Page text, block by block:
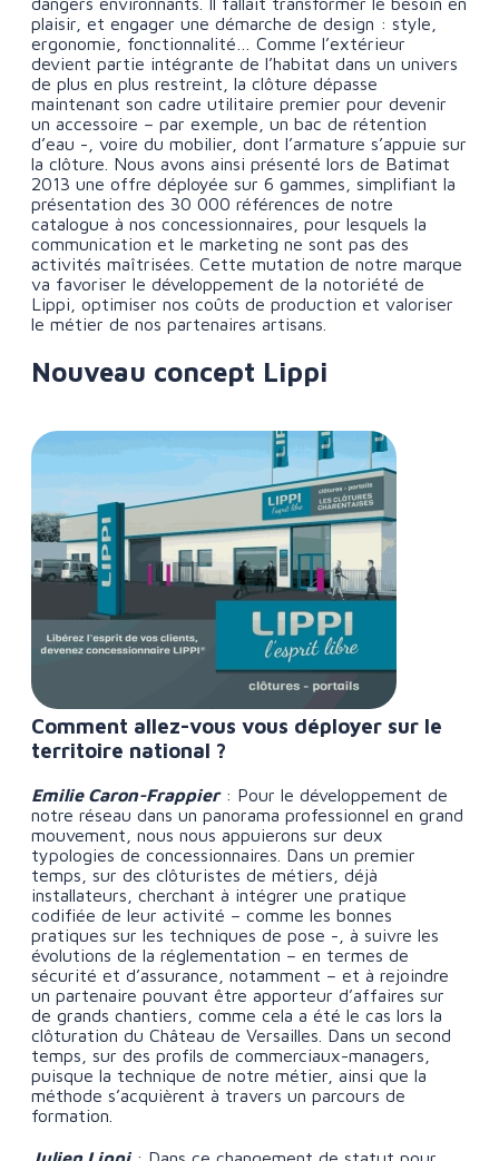
plaisir, et engager une démarche de design : style,
ergonomie, fonctionnalité… Comme l’extérieur
devient partie intégrante de l’habitat dans un univers
de plus en plus restreint, la clôture dépasse
maintenant son cadre utilitaire premier pour devenir
un accessoire – par exemple, un bac de rétention
d’eau -, voire du mobilier, dont l’armature s’appuie sur
la clôture. Nous avons ainsi présenté lors de Batimat
2013 une offre déployée sur 6 gammes, simplifiant la
présentation des 30 000 références de notre
catalogue à nos concessionnaires, pour lesquels la
communication et le marketing ne sont pas des
activités maîtrisées. Cette mutation de notre marque
va favoriser le développement de la notoriété de
Lippi, optimiser nos coûts de production et valoriser
le métier de nos partenaires artisans.
Nouveau concept Lippi
Comment allez-vous vous déployer sur le
territoire national ?
Emilie Caron-Frappier: Pour le développement de
notre réseau dans un panorama professionnel en grand
mouvement, nous nous appuierons sur deux
typologies de concessionnaires. Dans un premier
temps, sur des clôturistes de métiers, déjà
installateurs, cherchant à intégrer une pratique
codifiée de leur activité – comme les bonnes
pratiques sur les techniques de pose -, à suivre les
évolutions de la réglementation – en termes de
sécurité et d’assurance, notamment – et à rejoindre
un partenaire pouvant être apporteur d’affaires sur
de grands chantiers, comme cela a été le cas lors la
clôturation du Château de Versailles. Dans un second
temps, sur des profils de commerciaux-managers,
puisque la technique de notre métier, ainsi que la
méthode s’acquièrent à travers un parcours de
formation.